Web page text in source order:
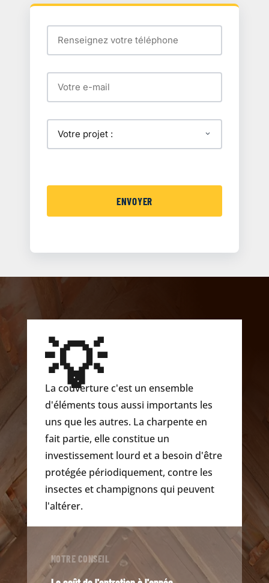
💡
La couverture c'est un ensemble
d'éléments tous aussi importants les
uns que les autres. La charpente en
fait partie, elle constitue un
investissement lourd et a besoin d'être
protégée périodiquement, contre les
insectes et champignons qui peuvent
l'altérer.
NOTRE CONSEIL